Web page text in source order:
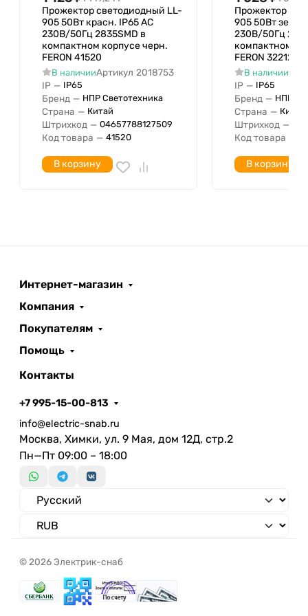
мощностью по
Исполнение решетки
Устройство управления
LED-драйвер
(блок питания для
светодиодов)
Индекс цветопередачи
70-79 (класс 2А)
С дистанционным
управлением
Ширина установки
Монтажный диаметр
Количество полюсов
Цвет источника света
Высота/глубина
Материал корпуса
Тип лампы
Штекерная система
электрического
присоединения
Цвет покрытия
Управляемое
Световой выход
Светораспределение
Симметричный
рассеивателя
Материал решетки
Ударопрочность
Прожектор светодиодный LL-
905 50Вт красн. IP65 AC
230В/50Гц 2835SMD в
компактном корпусе черн.
FERON 41520
В наличииАртикул 2018753
IP — IP65
Бренд — НПР Светотехника
Страна — Китай
Штрихкод — 04657788127509
Код товара — 41520
В корзину
Прожектор
905 50Вт зел.
230В/50Гц
компактном
FERON 32212
В наличии
IP — IP65
Бренд — НПР
Страна — Китай
Штрихкод —
Код товара
В корзину
Интернет-магазин
Компания
Покупателям
Помощь
Контакты
+7 995-15-00-813
info@electric-snab.ru
Москва, Химки, ул. 9 Мая, дом 12Д, стр.2
Пн—Пт 09:00 – 18:00
© 2026 Электрик-снаб